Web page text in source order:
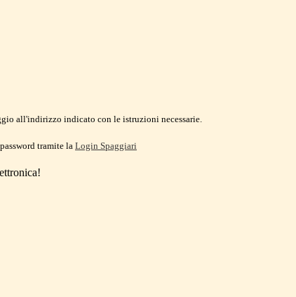
all'indirizzo indicato con le istruzioni necessarie.
tramite la Login Spaggiari